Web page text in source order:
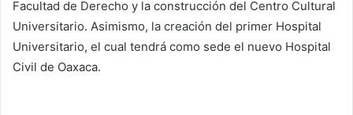
Facultad de Derecho y la construcción del Centro Cultural
Universitario. Asimismo, la creación del primer Hospital
Universitario, el cual tendrá como sede el nuevo Hospital
Civil de Oaxaca.